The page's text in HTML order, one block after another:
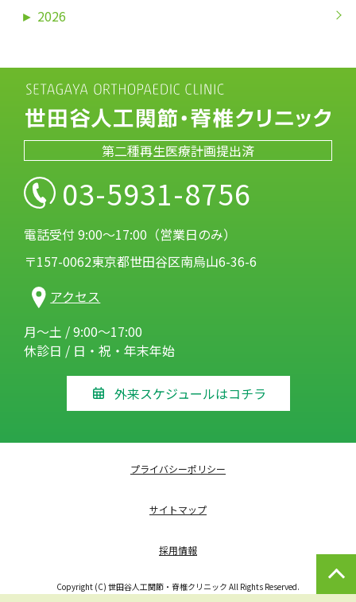
► 2026
第二種再生医療計画提出済
03-5931-8756
電話受付 9:00～17:00（営業日のみ）
〒157-0062東京都世田谷区南烏山6-36-6
アクセス
月～土 / 9:00～17:00
休診日 / 日・祝・年末年始
外来スケジュールはコチラ
プライバシーポリシー
サイトマップ
採用情報
Copyright (C) 世田谷人工関節・脊椎クリニック All Rights Reserved.